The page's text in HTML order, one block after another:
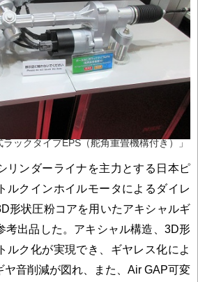
ックタイプEPS（舵角重畳機構付き）」
ンダーライナを主力とする日本ピ
ルクインホイルモータによるダイレ
形状圧粉コアを用いたアキシャルギ
考出品した。アキシャル構造、3D形
ルク化が実現でき、ギヤレス化によ
ヤ音削減が図れ、また、Air GAP可変